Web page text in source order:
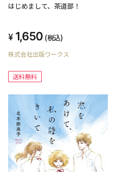
はじめまして、茶道部！
1,650 (税込)
株式会社出版ワークス
送料無料